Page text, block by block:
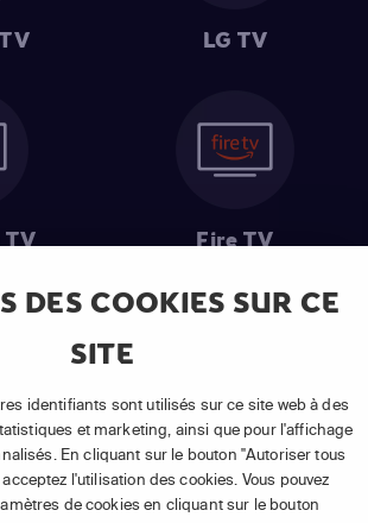
DES COOKIES SUR CE
SITE
identifiants sont utilisés sur ce site web à des
et marketing, ainsi que pour l'affichage
En cliquant sur le bouton "Autoriser tous
l'utilisation des cookies. Vous pouvez
de cookies en cliquant sur le bouton
LG TV
TV Fire TV
à un abonnement APP TV Basic.
: TVA comprise, hors promotion, hors frais
hors frais de matériel et hors frais d'installation.
:Voir toutes les chaînes disposant de cette
fonctionnalité.